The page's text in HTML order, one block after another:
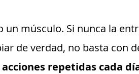
músculo. Si nunca la
de verdad, no basta con
acciones repetidas cada